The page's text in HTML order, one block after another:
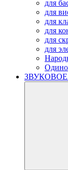
для
для
для
для
для
для